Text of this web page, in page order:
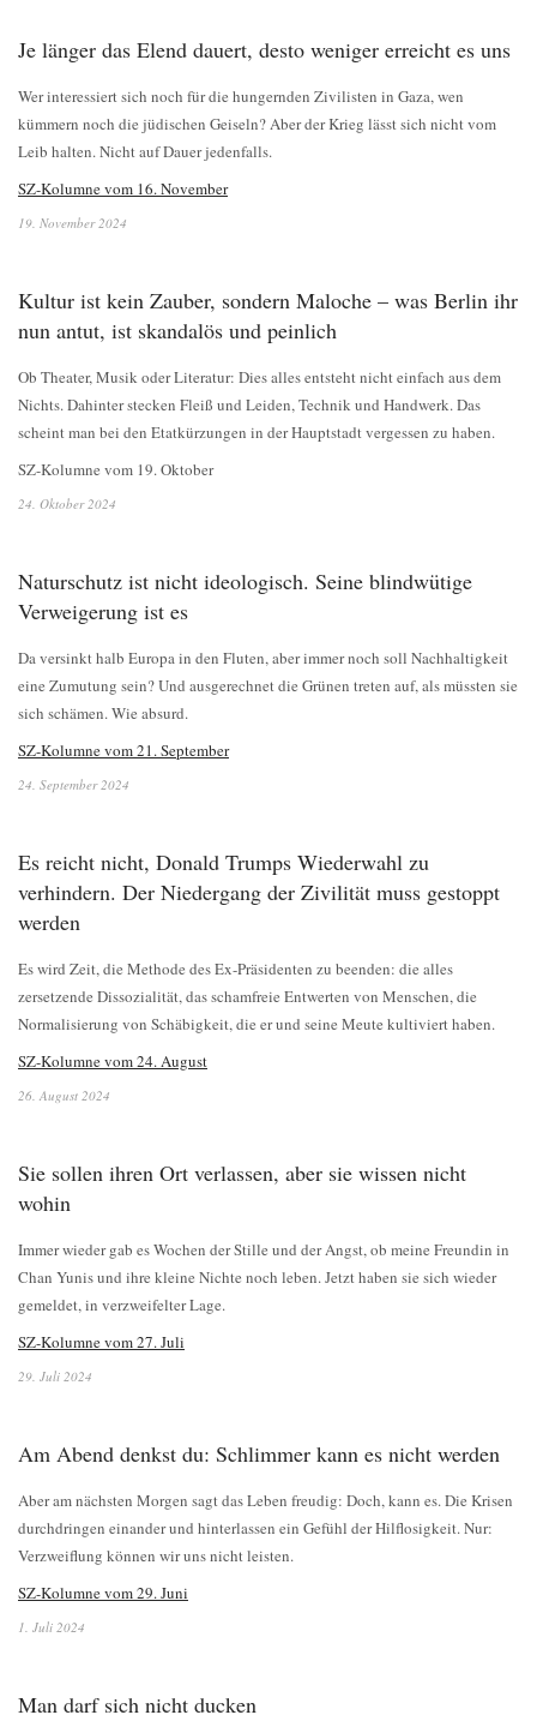
Je länger das Elend dauert, desto weniger erreicht es uns
Wer interessiert sich noch für die hungernden Zivilisten in Gaza, wen
kümmern noch die jüdischen Geiseln? Aber der Krieg lässt sich nicht vom
Leib halten. Nicht auf Dauer jedenfalls.
SZ-Kolumne vom 16. November
19. November 2024
Kultur ist kein Zauber, sondern Maloche – was Berlin ihr
nun antut, ist skandalös und peinlich
Ob Theater, Musik oder Literatur: Dies alles entsteht nicht einfach aus dem
Nichts. Dahinter stecken Fleiß und Leiden, Technik und Handwerk. Das
scheint man bei den Etatkürzungen in der Hauptstadt vergessen zu haben.
SZ-Kolumne vom 19. Oktober
24. Oktober 2024
Naturschutz ist nicht ideologisch. Seine blindwütige
Verweigerung ist es
Da versinkt halb Europa in den Fluten, aber immer noch soll Nachhaltigkeit
eine Zumutung sein? Und ausgerechnet die Grünen treten auf, als müssten sie
sich schämen. Wie absurd.
SZ-Kolumne vom 21. September
24. September 2024
Es reicht nicht, Donald Trumps Wiederwahl zu
verhindern. Der Niedergang der Zivilität muss gestoppt
werden
Es wird Zeit, die Methode des Ex-Präsidenten zu beenden: die alles
zersetzende Dissozialität, das schamfreie Entwerten von Menschen, die
Normalisierung von Schäbigkeit, die er und seine Meute kultiviert haben.
SZ-Kolumne vom 24. August
26. August 2024
Sie sollen ihren Ort verlassen, aber sie wissen nicht
wohin
Immer wieder gab es Wochen der Stille und der Angst, ob meine Freundin in
Chan Yunis und ihre kleine Nichte noch leben. Jetzt haben sie sich wieder
gemeldet, in verzweifelter Lage.
SZ-Kolumne vom 27. Juli
29. Juli 2024
Am Abend denkst du: Schlimmer kann es nicht werden
Aber am nächsten Morgen sagt das Leben freudig: Doch, kann es. Die Krisen
durchdringen einander und hinterlassen ein Gefühl der Hilflosigkeit. Nur:
Verzweiflung können wir uns nicht leisten.
SZ-Kolumne vom 29. Juni
1. Juli 2024
Man darf sich nicht ducken